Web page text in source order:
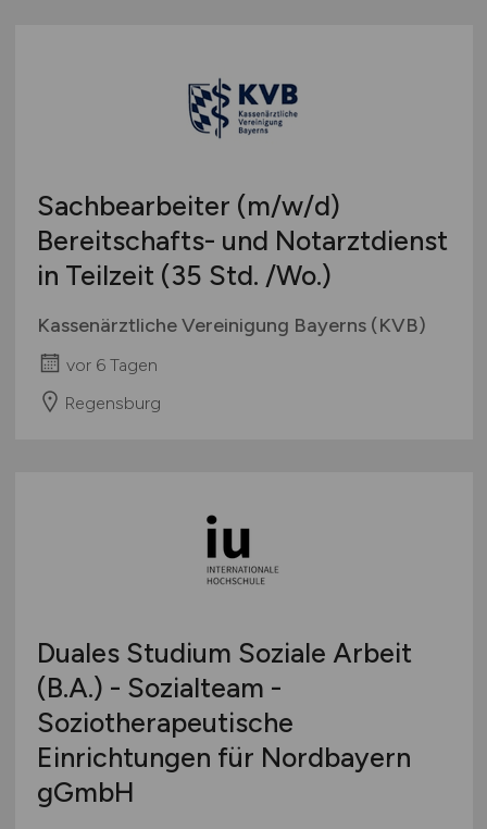
Sachbearbeiter (m/w/d)
Bereitschafts- und Notarztdienst
in Teilzeit (35 Std. /Wo.)
Kassenärztliche Vereinigung Bayerns (KVB)
vor 6 Tagen
Regensburg
Duales Studium Soziale Arbeit
(B.A.) - Sozialteam -
Soziotherapeutische
Einrichtungen für Nordbayern
gGmbH